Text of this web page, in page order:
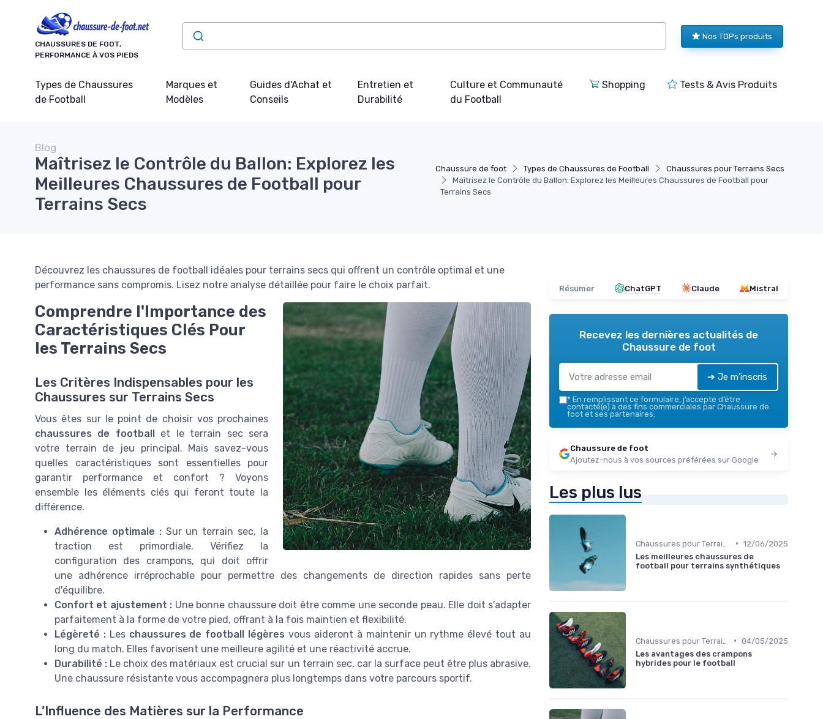
CHAUSSURES DE FOOT,
PERFORMANCE À VOS PIEDS
Nos TOPs produits
Types de Chaussures
de Football
Marques et
Modèles
Guides d'Achat et
Conseils
Entretien et
Durabilité
Culture et Communauté
du Football
Shopping Tests & Avis Produits
Chaussure de foot Types de Chaussures de Football
Chaussures pour Terrains Secs
Maîtrisez le Contrôle du Ballon: Explorez les Meilleures Chaussures de Football pour
Terrains Secs
Blog
Maîtrisez le Contrôle du Ballon: Explorez les
Meilleures Chaussures de Football pour
Terrains Secs
Découvrez les chaussures de football idéales pour terrains secs qui offrent un contrôle optimal et une
performance sans compromis. Lisez notre analyse détaillée pour faire le choix parfait.
Comprendre l'Importance des
Caractéristiques Clés Pour
les Terrains Secs
Les Critères Indispensables pour les
Chaussures sur Terrains Secs
Vous êtes sur le point de choisir vos prochaines
chaussures de footballet le terrain sec sera
votre terrain de jeu principal. Mais savez-vous
quelles caractéristiques sont essentielles pour
garantir performance et confort ? Voyons
ensemble les éléments clés qui feront toute la
différence.
Adhérence optimale :Sur un terrain sec, la
traction est primordiale. Vérifiez la
configuration des crampons, qui doit offrir
une adhérence irréprochable pour permettre des changements de direction rapides sans perte
d'équilibre.
Confort et ajustement : Une bonne chaussure doit être comme une seconde peau. Elle doit s'adapter
parfaitement à la forme de votre pied, offrant à la fois maintien et flexibilité.
Légèreté :Les chaussures de football légères vous aideront à maintenir un rythme élevé tout au
long du match. Elles favorisent une meilleure agilité et une réactivité accrue.
Durabilité : Le choix des matériaux est crucial sur un terrain sec, car la surface peut être plus abrasive.
Une chaussure résistante vous accompagnera plus longtemps dans votre parcours sportif.
L’Influence des Matières sur la Performance
Résumer ChatGPT Claude Mistral
Recevez les dernières actualités de
Chaussure de foot
➔ Je m'inscris
* En remplissant ce formulaire, j’accepte d’être
contacté(e) à des fins commerciales par Chaussure de
foot et ses partenaires.
Chaussure de foot
Ajoutez-nous à vos sources préférées sur Google
Les plus lus
• 12/06/2025
Les meilleures chaussures de
football pour terrains synthétiques
• 04/05/2025
Les avantages des crampons
hybrides pour le football